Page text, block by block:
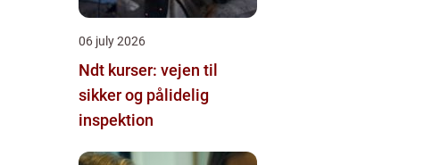
06 july 2026
Ndt kurser: vejen til
sikker og pålidelig
inspektion